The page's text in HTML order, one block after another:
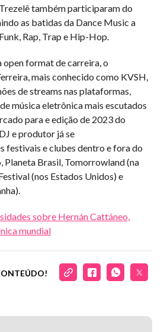
também participaram do
as batidas da Dance Music a
Rap, Trap e Hip-Hop.
open format de carreira, o
mais conhecido como KVSH,
de streams nas plataformas,
música eletrônica mais escutados
para e edição de 2023 do
e produtor já se
festivais e clubes dentro e fora do
Planeta Brasil, Tomorrowland (na
(nos Estados Unidos) e
sobre Hernán Cattáneo,
mundial